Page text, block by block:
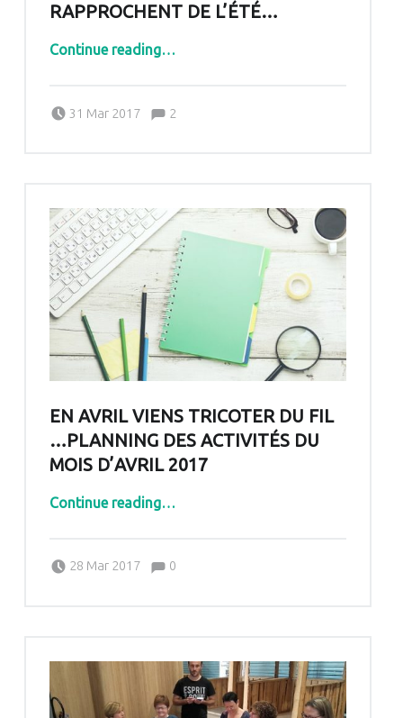
RAPPROCHENT DE L’ÉTÉ…
Continue reading“Les cotons à tricoter nous rapprochent de l’été…”
…
31 Mar 2017
Pascale G&-BdC-WKF
Comments:2
EN AVRIL VIENS TRICOTER DU FIL
…PLANNING DES ACTIVITÉS DU
MOIS D’AVRIL 2017
Continue reading“En Avril viens tricoter du fil …Planning des activités du mois d’avril 2017”
…
28 Mar 2017
Pascale G&-BdC-WKF
Comments:0